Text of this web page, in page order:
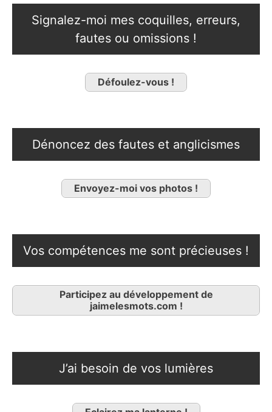
Signalez-moi mes coquilles, erreurs,
fautes ou omissions !
Défoulez-vous !
Dénoncez des fautes et anglicismes
Envoyez-moi vos photos !
Vos compétences me sont précieuses !
Participez au développement de
jaimelesmots.com !
J’ai besoin de vos lumières